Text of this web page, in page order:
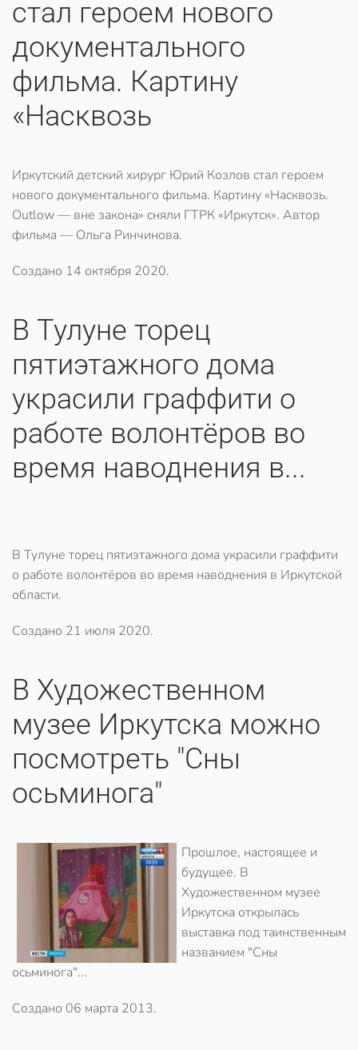
стал героем нового
документального
фильма. Картину
«Насквозь
Иркутский детский хирург Юрий Козлов стал героем
нового документального фильма. Картину «Насквозь.
Outlow — вне закона» сняли ГТРК «Иркутск». Автор
фильма — Ольга Ринчинова.
Создано 14 октября 2020.
​В Тулуне торец
пятиэтажного дома
украсили граффити о
работе волонтёров во
время наводнения в...
В Тулуне торец пятиэтажного дома украсили граффити
о работе волонтёров во время наводнения в Иркутской
области.
Создано 21 июля 2020.
В Художественном
музее Иркутска можно
посмотреть "Сны
осьминога"
Прошлое, настоящее и
будущее. В
Художественном музее
Иркутска открылась
выставка под таинственным
названием "Сны
осьминога"...
Создано 06 марта 2013.